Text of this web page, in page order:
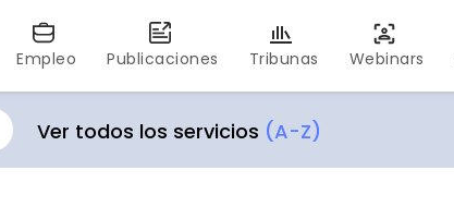
Empleo Publicaciones Tribunas Webinars
Ver todos los servicios (A-Z)